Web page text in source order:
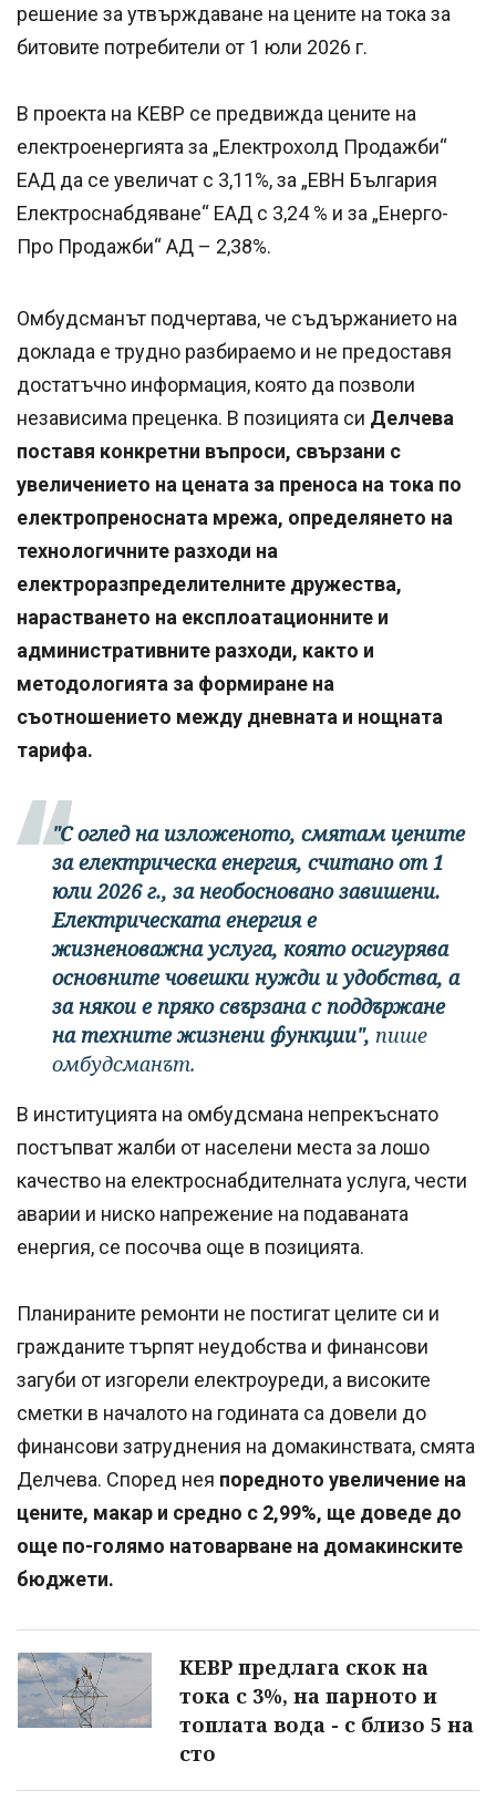
решение за утвърждаване на цените на тока за
битовите потребители от 1 юли 2026 г.
В проекта на КЕВР се предвижда цените на
електроенергията за „Електрохолд Продажби“
ЕАД да се увеличат с 3,11%, за „ЕВН България
Електроснабдяване“ ЕАД с 3,24 % и за „Енерго-
Про Продажби“ АД – 2,38%.
Омбудсманът подчертава, че съдържанието на
доклада е трудно разбираемо и не предоставя
достатъчно информация, която да позволи
независима преценка. В позицията си Делчева
поставя конкретни въпроси, свързани с
увеличението на цената за преноса на тока по
електропреносната мрежа, определянето на
технологичните разходи на
електроразпределителните дружества,
нарастването на експлоатационните и
административните разходи, както и
методологията за формиране на
съотношението между дневната и нощната
тарифа.
"С оглед на изложеното, смятам цените
за електрическа енергия, считано от 1
юли 2026 г., за необосновано завишени.
Електрическата енергия е
жизненоважна услуга, която осигурява
основните човешки нужди и удобства, а
за някои е пряко свързана с поддържане
на техните жизнени функции", пише
омбудсманът.
В институцията на омбудсмана непрекъснато
постъпват жалби от населени места за лошо
качество на електроснабдителната услуга, чести
аварии и ниско напрежение на подаваната
енергия, се посочва още в позицията.
Планираните ремонти не постигат целите си и
гражданите търпят неудобства и финансови
загуби от изгорели електроуреди, а високите
сметки в началото на годината са довели до
финансови затруднения на домакинствата, смята
Делчева. Според нея поредното увеличение на
цените, макар и средно с 2,99%, ще доведе до
още по-голямо натоварване на домакинските
бюджети.
КЕВР предлага скок на
тока с 3%, на парното и
топлата вода - с близо 5 на
сто